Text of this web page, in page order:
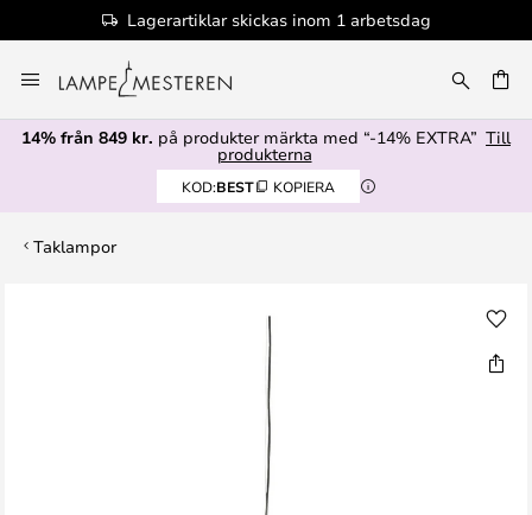
Lagerartiklar skickas inom 1 arbetsdag
till
innehållet
14% från 849 kr. på produkter märkta med “-14% EXTRA” Till
produkterna
KOD:BEST KOPIERA
Taklampor